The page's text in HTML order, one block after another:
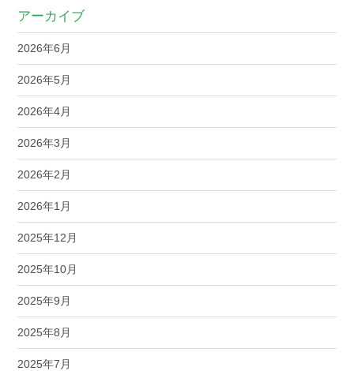
アーカイブ
2026年6月
2026年5月
2026年4月
2026年3月
2026年2月
2026年1月
2025年12月
2025年10月
2025年9月
2025年8月
2025年7月